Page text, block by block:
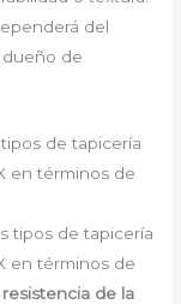
del
dueño de
de tapicería
en términos de
tipos de tapicería
en términos de
de la